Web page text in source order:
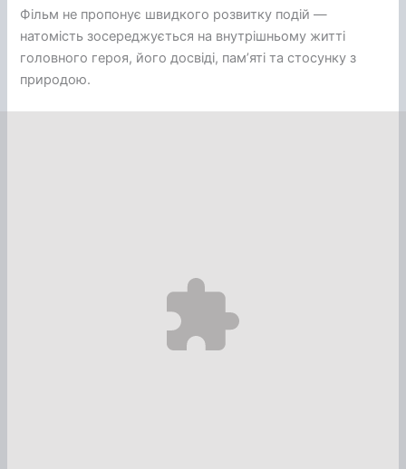
Фільм не пропонує швидкого розвитку подій —
натомість зосереджується на внутрішньому житті
головного героя, його досвіді, пам’яті та стосунку з
природою.